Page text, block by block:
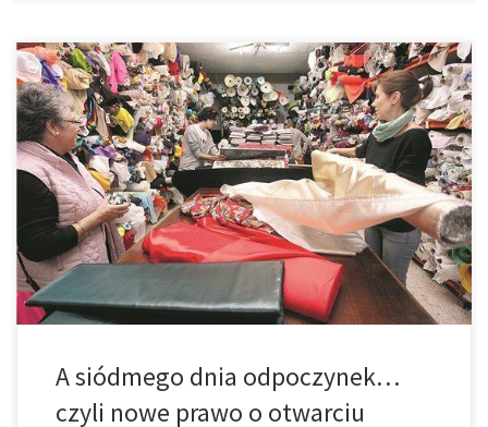
València/Alicante – Osoby, które uwielbiają spędzać niedziele na
zakupach niestety od 25 lutego nie będą mogły więcej tego
dokonać. Od tygodnia w regionie Valencia panuje nowe prawo o
godzinach otwarcia […]
A siódmego dnia odpoczynek…
czyli nowe prawo o otwarciu